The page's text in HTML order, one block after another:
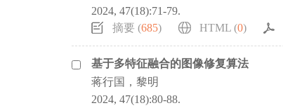
2024, 47(18):71-79.
摘要 (685) HTML (0)
基于多特征融合的图像修复算法
蒋行国，黎明
2024, 47(18):80-88.